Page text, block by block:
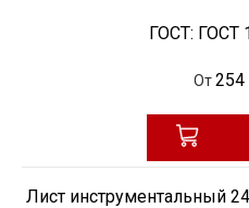
ГОСТ: ГОСТ
От 254
Лист инструментальный